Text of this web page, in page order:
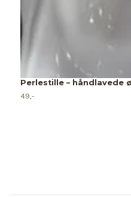
Perlestille – håndlavede
49,-